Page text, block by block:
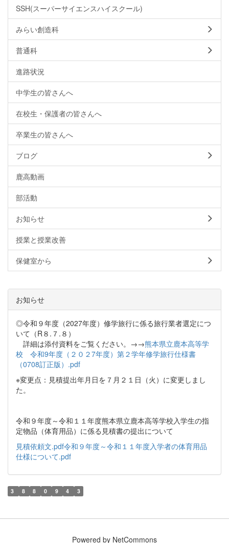
SSH(スーパーサイエンスハイスクール)
みらい創造科
普通科
進路状況
中学生の皆さんへ
在校生・保護者の皆さんへ
卒業生の皆さんへ
ブログ
鹿高動画
部活動
お知らせ
授業と授業改善
保健室から
お知らせ
◎令和９年度（2027年度）修学旅行に係る旅行業者選定につ
いて（R８.７.８）
詳細は添付資料をご覧ください。→→熊本県立鹿本高等学
校 令和9年度（２０２7年度）第２学年修学旅行仕様書
（0708訂正版）.pdf
※変更点：見積提出年月日を７月２１日（火）に変更しまし
た。
令和９年度～令和１１年度熊本県立鹿本高等学校入学生の指
定物品（体育用品）に係る見積書の提出について
見積依頼文.pdf令和９年度～令和１１年度入学者の体育用品
仕様について.pdf
3 8 8 0 9 4 3
Powered by NetCommons